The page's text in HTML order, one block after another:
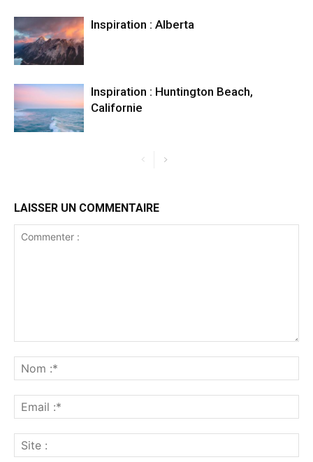
Inspiration : Alberta
Inspiration : Huntington Beach,
Californie
LAISSER UN COMMENTAIRE